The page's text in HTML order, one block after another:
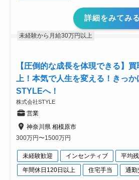
詳細をみてみる
未経験から月給30万円以上
【圧倒的な成長を体現できる】
上！本気で人生を変える！きっ
STYLEへ！
株式会社STYLE
営業
神奈川県 相模原市
300万円〜1500万円
未経験歓迎 インセンティブ
平均
年間休日120日以上
住宅手当 通勤